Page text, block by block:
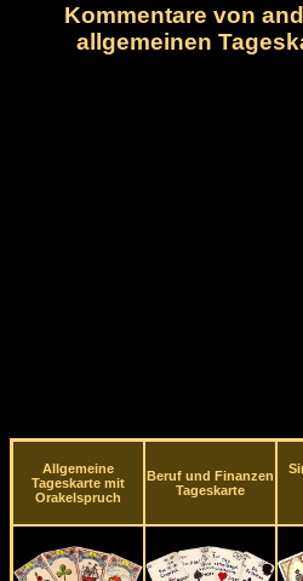
Kommentare von
allgemeinen
Allgemeine
Tageskarte mit
Orakelspruch
Beruf und Finanzen
Tageskarte